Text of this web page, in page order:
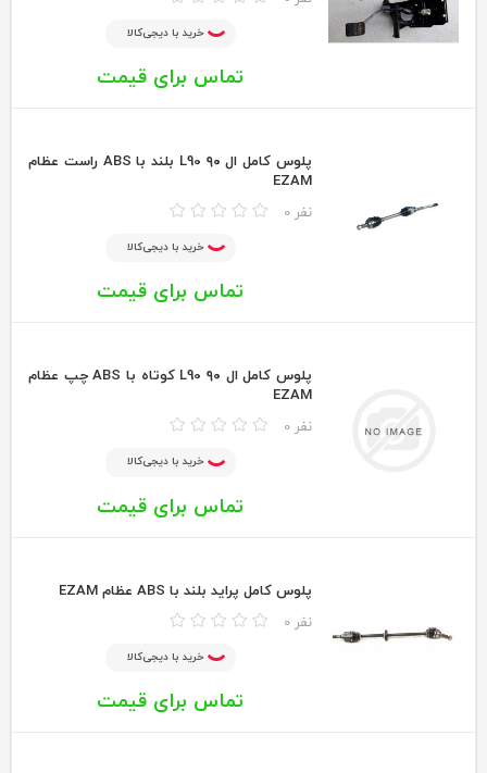
خرید با دیجی‌کالا
تماس برای قیمت
پلوس كامل ال ۹۰ L90 بلند با ABS راست عظام
EZAM
0 نفر
خرید با دیجی‌کالا
تماس برای قیمت
پلوس كامل ال ۹۰ L90 كوتاه با ABS چپ عظام
EZAM
0 نفر
خرید با دیجی‌کالا
تماس برای قیمت
پلوس كامل پرايد بلند با ABS عظام EZAM
0 نفر
خرید با دیجی‌کالا
تماس برای قیمت